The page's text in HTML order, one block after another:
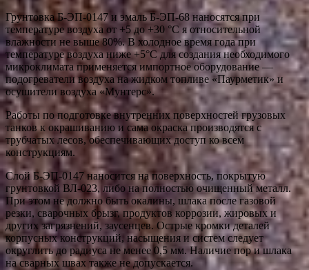
Грунтовка Б-ЭП-0147 и эмаль Б-ЭП-68 наносятся при
температуре воздуха от +5 до +30 °С я относительной
влажности не выше 80%. В холодное время года при
температуре воздуха ниже +5°С для создания необходимого
микроклимата применяется импортное оборудование —
подогреватели воздуха на жидком топливе «Паурметик» и
осушители воздуха «Мунтерс».
Работы по подготовке внутренних поверхностей грузовых
танков к окрашиванию и сама окраска производятся с
трубчатых лесов, обеспечивающих доступ ко всем
конструкциям.
Слой Б-ЭП-0147 наносится на поверхность, покрытую
грунтовкой ВЛ-023, либо на полностью очищенный металл.
При этом не должно быть окалины, шлака после газовой
резки, сварочных брызг, продуктов коррозии, жировых и
других загрязнений, заусенцев. Острые кромки деталей
корпусных конструкций, насыщения и систем следует
округлить до радиуса не менее 0,5 мм. Наличие пор и шлака
на сварных швах также не допускается.